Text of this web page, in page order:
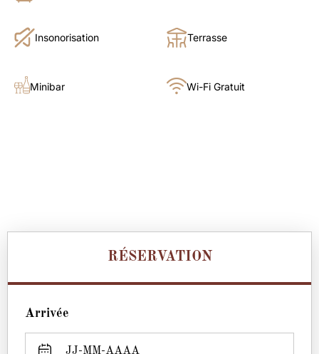
Insonorisation Terrasse
Minibar Wi-Fi Gratuit
RÉSERVATION
Arrivée